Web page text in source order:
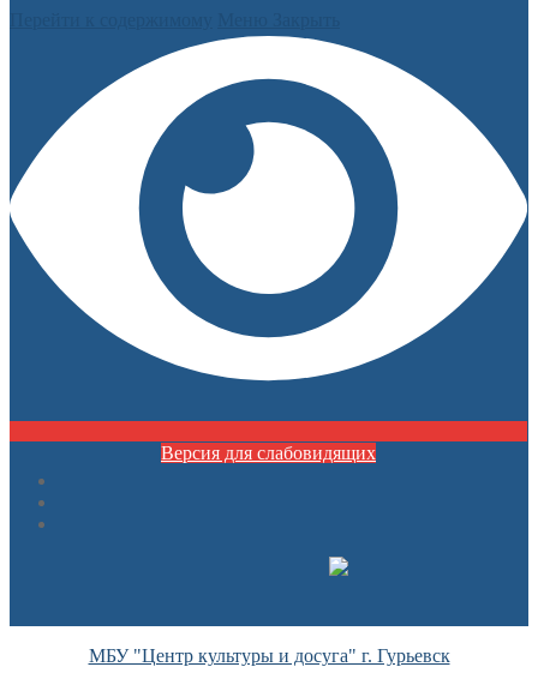
Версия для слабовидящих
МБУ "Центр культуры и досуга" г. Гурьевск